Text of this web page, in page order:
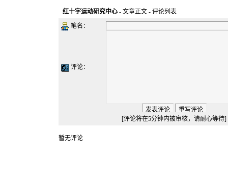
红十字运动研究中心 - 文章正文 - 评论列表
笔名：
评论：
[评论将在5分钟内被审核，请耐心等待]
暂无评论